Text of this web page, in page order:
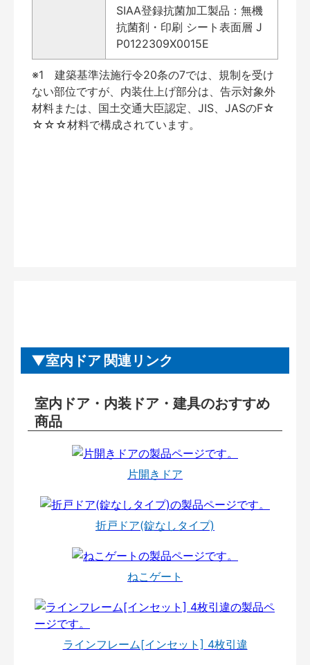
SIAA登録抗菌加工製品：無機
抗菌剤・印刷 シート表面層 J
P0122309X0015E
※1 建築基準法施行令20条の7では、規制を受け
ない部位ですが、内装仕上げ部分は、告示対象外
材料または、国土交通大臣認定、JIS、JASのF☆
☆☆☆材料で構成されています。
室内ドア 関連リンク
室内ドア・内装ドア・建具のおすすめ
商品
片開きドア
折戸ドア(錠なしタイプ)
ねこゲート
ラインフレーム[インセット] 4枚引違